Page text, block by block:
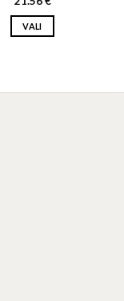
VALI
multiple